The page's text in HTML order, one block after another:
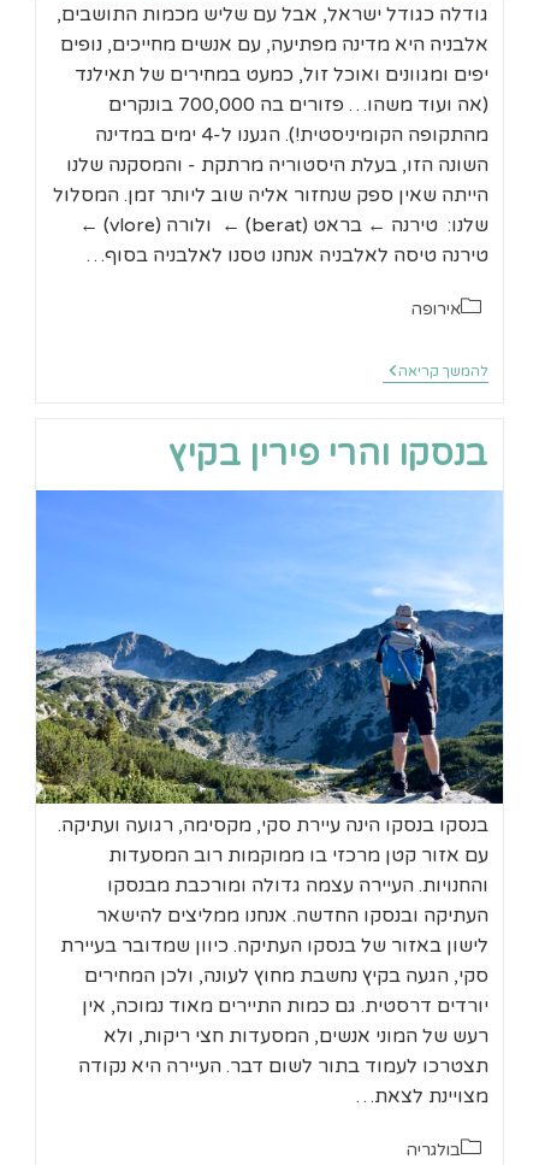
גודלה כגודל ישראל, אבל עם שליש מכמות התושבים,
אלבניה היא מדינה מפתיעה, עם אנשים מחייכים, נופים
יפים ומגוונים ואוכל זול, כמעט במחירים של תאילנד
(אה ועוד משהו… פזורים בה 700,000 בונקרים
מהתקופה הקומיניסטית!). הגענו ל-4 ימים במדינה
השונה הזו, בעלת היסטוריה מרתקת - והמסקנה שלנו
הייתה שאין ספק שנחזור אליה שוב ליותר זמן. המסלול
שלנו: טירנה ← בראט (berat) ← ולורה (vlore) ←
טירנה טיסה לאלבניה אנחנו טסנו לאלבניה בסוף…
קטגוריה:
אירופה
להמשך קריאה 4
ימים
בנסקו והרי פירין בקיץ
בנסקו בנסקו הינה עיירת סקי, מקסימה, רגועה ועתיקה.
עם אזור קטן מרכזי בו ממוקמות רוב המסעדות
והחנויות. העיירה עצמה גדולה ומורכבת מבנסקו
העתיקה ובנסקו החדשה. אנחנו ממליצים להישאר
לישון באזור של בנסקו העתיקה. כיוון שמדובר בעיירת
סקי, הגעה בקיץ נחשבת מחוץ לעונה, ולכן המחירים
יורדים דרסטית. גם כמות התיירים מאוד נמוכה, אין
רעש של המוני אנשים, המסעדות חצי ריקות, ולא
תצטרכו לעמוד בתור לשום דבר. העיירה היא נקודה
מצויינת לצאת…
קטגוריה:
בולגריה